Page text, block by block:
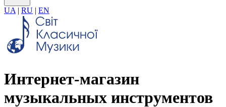
UA | RU | EN
Интернет-магазин
музыкальных инструментов